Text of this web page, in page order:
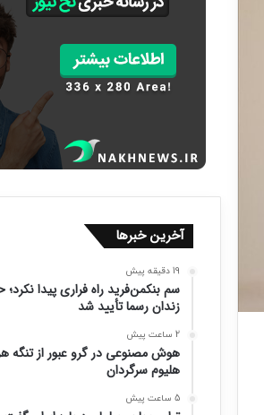
آخرین خبرها
19 دقیقه پیش
زندان رسما تأیید شد
2 ساعت پیش
هلیوم سرگردان
5 ساعت پیش